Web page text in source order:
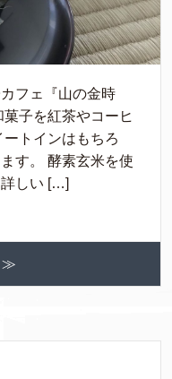
フェ『山の金時
子を紅茶やコーヒ
トインはもちろ
す。 酵素玄米を使
詳しい […]
≫